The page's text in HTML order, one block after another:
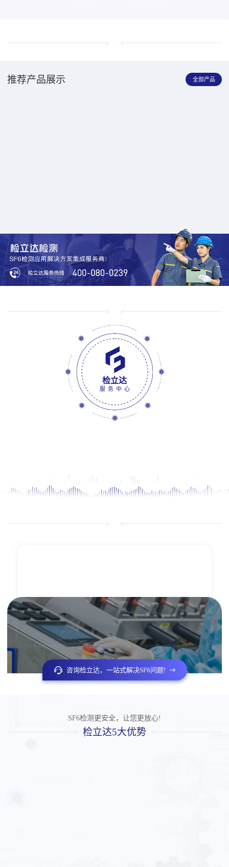
推荐产品展示 全部产品
检立达
服务中心
咨询检立达，一站式解决SF6问题!
SF6检测更安全，让您更放心!
检立达5大优势